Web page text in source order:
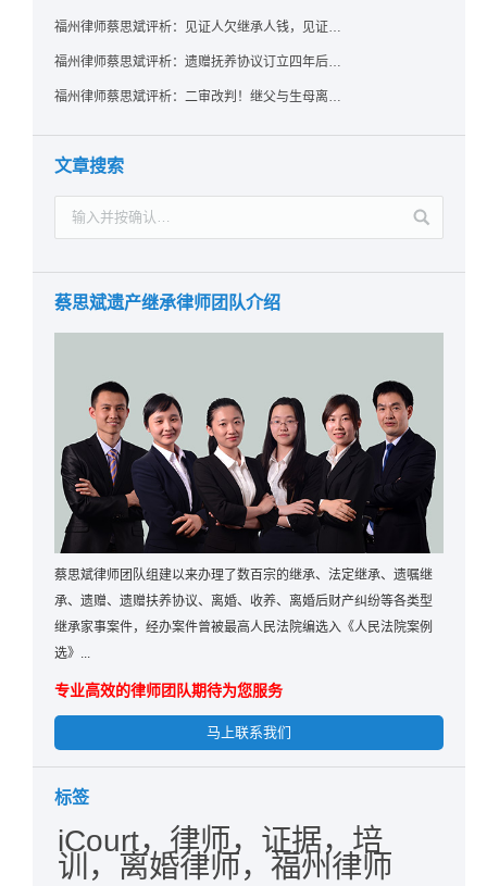
福州律师蔡思斌评析：见证人欠继承人钱，见证遗嘱还有效吗？
福州律师蔡思斌评析：遗赠抚养协议订立四年后丧失民事行为能力，协议有效吗？
福州律师蔡思斌评析：二审改判！继父与生母离婚后，曾受其抚养的继子女是否仍享有继承权？
文章搜索
蔡思斌遗产继承律师团队介绍
蔡思斌律师团队组建以来办理了数百宗的继承、法定继承、遗嘱继
承、遗赠、遗赠扶养协议、离婚、收养、离婚后财产纠纷等各类型
继承家事案件，经办案件曾被最高人民法院编选入《人民法院案例
选》...
专业高效的律师团队期待为您服务
马上联系我们
标签
iCourt，律师，证据，培
训，离婚律师，福州律师